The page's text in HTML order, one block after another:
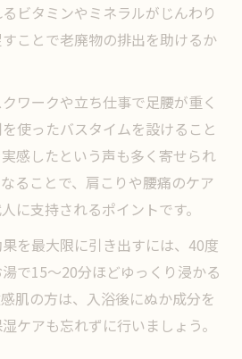
がなぜ疲労回復に効くのか
変わるぬかの力を徹底検証
の最強入浴剤が話題に
アで翌朝の目覚めが快適に
なら注目のぬか成分をチェッ
剤の選び方とおすすめポイン
か成分の見分け方を解説
ンキングの選び方ガイド
ビタミンやミネラルがじんわり
ことで老廃物の排出を助けるか
ワークや立ち仕事で足腰が重く
使ったバスタイムを設けること
感したという声も多く寄せられ
ることで、肩こりや腰痛のケア
に支持されるポイントです。
を最大限に引き出すには、40度
で15〜20分ほどゆっくり浸かる
肌の方は、入浴後にぬか成分を
ケアも忘れずに行いましょう。